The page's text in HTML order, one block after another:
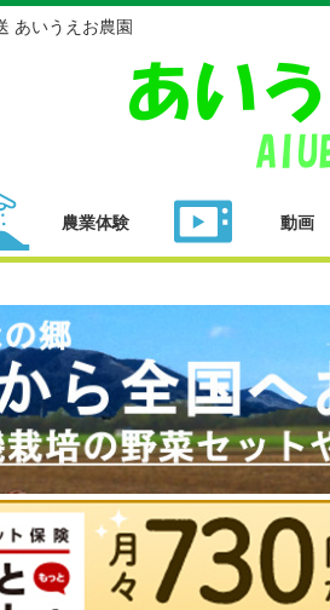
あいうえお農園
農業体験 動画